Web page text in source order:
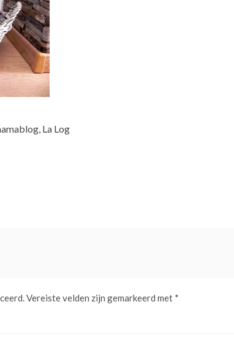
La Log
Vereiste velden zijn gemarkeerd met *